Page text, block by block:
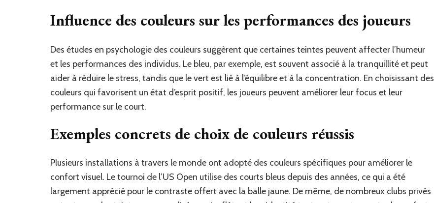
Influence des couleurs sur les performances des joueurs
Des études en psychologie des couleurs suggèrent que certaines teintes peuvent affecter l’humeur
et les performances des individus. Le bleu, par exemple, est souvent associé à la tranquillité et peut
aider à réduire le stress, tandis que le vert est lié à l’équilibre et à la concentration. En choisissant des
couleurs qui favorisent un état d’esprit positif, les joueurs peuvent améliorer leur focus et leur
performance sur le court.
Exemples concrets de choix de couleurs réussis
Plusieurs installations à travers le monde ont adopté des couleurs spécifiques pour améliorer le
confort visuel. Le tournoi de l’US Open utilise des courts bleus depuis des années, ce qui a été
largement apprécié pour le contraste offert avec la balle jaune. De même, de nombreux clubs privés